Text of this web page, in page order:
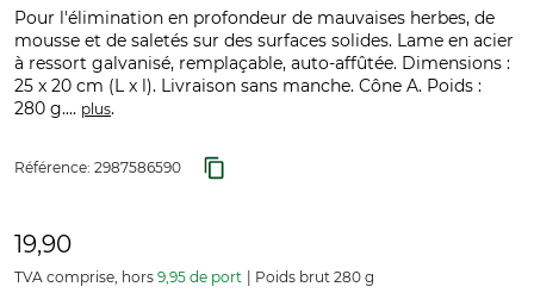
Pour l'élimination en profondeur de mauvaises herbes, de
mousse et de saletés sur des surfaces solides. Lame en acier
à ressort galvanisé, remplaçable, auto-affûtée. Dimensions :
25 x 20 cm (L x l). Livraison sans manche. Cône A. Poids :
280 g.... plus.
Référence: 2987586590
19,90
TVA comprise, hors 9,95 de port Poids brut 280 g